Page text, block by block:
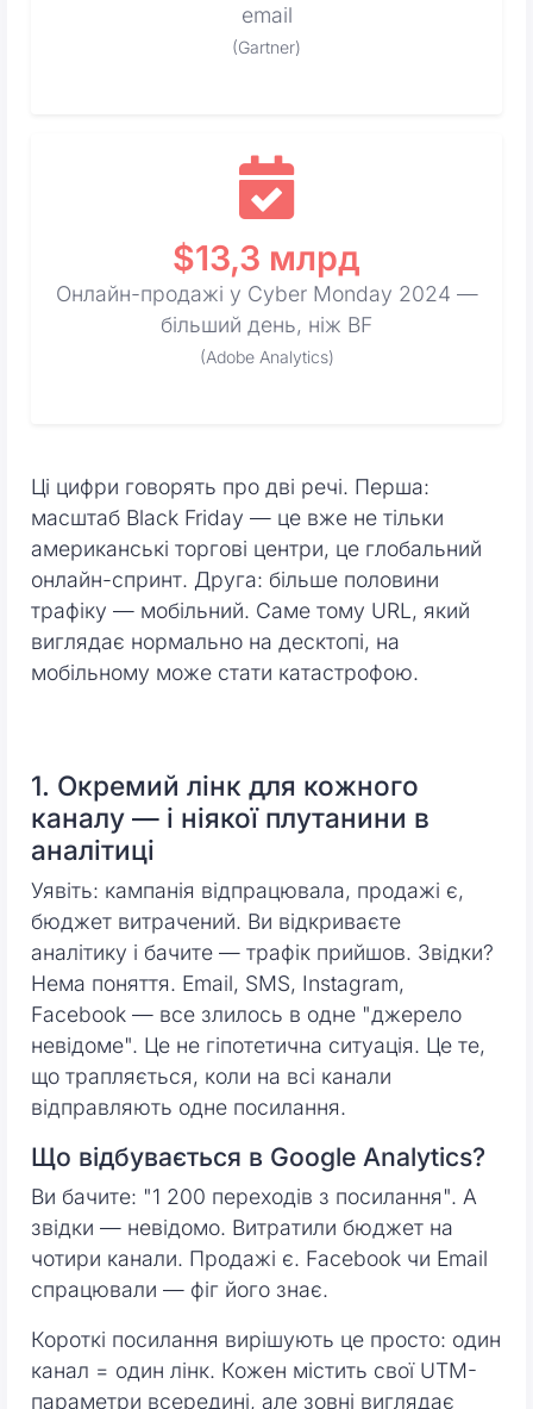
email
(Gartner)
$13,3 млрд
Онлайн-продажі у Cyber Monday 2024 —
більший день, ніж BF
(Adobe Analytics)
Ці цифри говорять про дві речі. Перша:
масштаб Black Friday — це вже не тільки
американські торгові центри, це глобальний
онлайн-спринт. Друга: більше половини
трафіку — мобільний. Саме тому URL, який
виглядає нормально на десктопі, на
мобільному може стати катастрофою.
1. Окремий лінк для кожного
каналу — і ніякої плутанини в
аналітиці
Уявіть: кампанія відпрацювала, продажі є,
бюджет витрачений. Ви відкриваєте
аналітику і бачите — трафік прийшов. Звідки?
Нема поняття. Email, SMS, Instagram,
Facebook — все злилось в одне "джерело
невідоме". Це не гіпотетична ситуація. Це те,
що трапляється, коли на всі канали
відправляють одне посилання.
Що відбувається в Google Analytics?
Ви бачите: "1 200 переходів з посилання". А
звідки — невідомо. Витратили бюджет на
чотири канали. Продажі є. Facebook чи Email
спрацювали — фіг його знає.
Короткі посилання вирішують це просто: один
канал = один лінк. Кожен містить свої UTM-
параметри всередині, але зовні виглядає